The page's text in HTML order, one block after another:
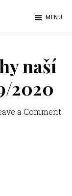
MENU
naší
2020
a Comment